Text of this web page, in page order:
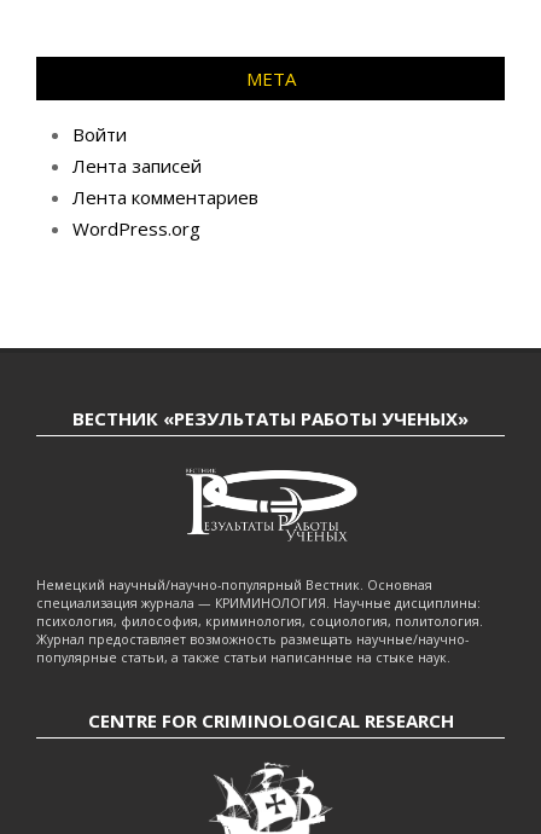
МЕТА
Войти
Лента записей
Лента комментариев
WordPress.org
ВЕСТНИК «РЕЗУЛЬТАТЫ РАБОТЫ УЧЕНЫХ»
Немецкий научный/научно-популярный Вестник. Основная
специализация журнала — КРИМИНОЛОГИЯ. Научные дисциплины:
психология, философия, криминология, социология, политология.
Журнал предоставляет возможность размещать научные/научно-
популярные статьи, а также статьи написанные на стыке наук.
CENTRE FOR CRIMINOLOGICAL RESEARCH